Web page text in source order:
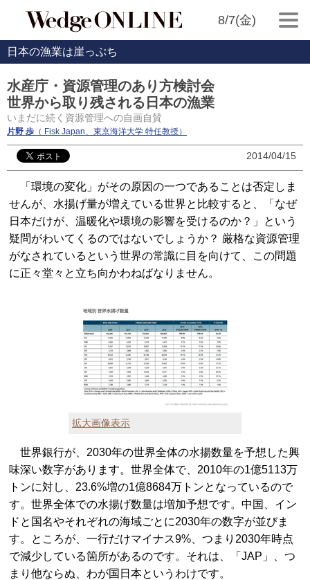
8/7(金)
日本の漁業は崖っぷち
水産庁・資源管理のあり方検討会
世界から取り残される日本の漁業
いまだに続く資源管理への自画自賛
片野 歩 （ Fisk Japan、東京海洋大学 特任教授）
2014/04/15
「環境の変化」がその原因の一つであることは否定しま
せんが、水揚げ量が増えている世界と比較すると、「なぜ
日本だけが、温暖化や環境の影響を受けるのか？」という
疑問がわいてくるのではないでしょうか？ 厳格な資源管理
がなされているという世界の常識に目を向けて、この問題
に正々堂々と立ち向かわねばなりません。
拡大画像表示
世界銀行が、2030年の世界全体の水揚数量を予想した興
味深い数字があります。世界全体で、2010年の1億5113万
トンに対し、23.6%増の1億8684万トンとなっているので
す。世界全体での水揚げ数量は増加予想です。中国、イン
ドと国名やそれぞれの海域ごとに2030年の数字が並びま
す。ところが、一行だけマイナス9%、つまり2030年時点
で減少している箇所があるのです。それは、「JAP」、つ
まり他ならぬ、わが国日本というわけです。